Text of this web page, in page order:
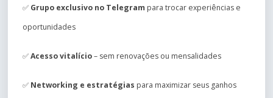
✅ Grupo exclusivo no Telegram para trocar experiências e
oportunidades
✅Acesso vitalício– sem renovações ou mensalidades
✅ Networking e estratégias para maximizar seus ganhos